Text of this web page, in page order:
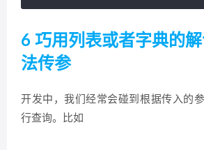
6 巧用列表或者字典的
法传参
开发中，我们经常会碰到根据传入的
行查询。比如